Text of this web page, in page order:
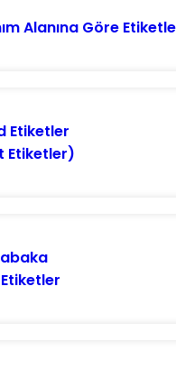
Alanına Göre
Etiketler
Etiketler)